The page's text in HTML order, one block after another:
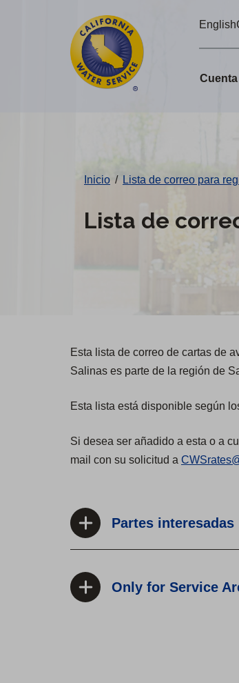
English
Inicio / Lista de correo para
Lista de
Esta lista de correo de cartas de
Salinas es parte de la región de
Esta lista está disponible según
Si desea ser añadido a esta o a
mail con su solicitud a
Partes interesadas
Only for Service